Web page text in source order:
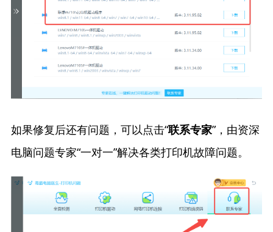
如果修复后还有问题，可以点击“联系专家”，由资深
电脑问题专家“一对一”解决各类打印机故障问题。